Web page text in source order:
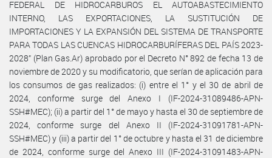
FEDERAL DE HIDROCARBUROS EL AUTOABASTECIMIENTO
INTERNO, LAS EXPORTACIONES, LA SUSTITUCIÓN DE
IMPORTACIONES Y LA EXPANSIÓN DEL SISTEMA DE TRANSPORTE
PARA TODAS LAS CUENCAS HIDROCARBURÍFERAS DEL PAÍS 2023-
2028” (Plan Gas.Ar) aprobado por el Decreto N° 892 de fecha 13 de
noviembre de 2020 y su modificatorio, que serían de aplicación para
los consumos de gas realizados: (i) entre el 1° y el 30 de abril de
2024, conforme surge del Anexo I (IF-2024-31089486-APN-
SSH#MEC); (ii) a partir del 1° de mayo y hasta el 30 de septiembre de
2024, conforme surge del Anexo II (IF-2024-31091781-APN-
SSH#MEC) y (iii) a partir del 1° de octubre y hasta el 31 de diciembre
de 2024, conforme surge del Anexo III (IF-2024-31091483-APN-